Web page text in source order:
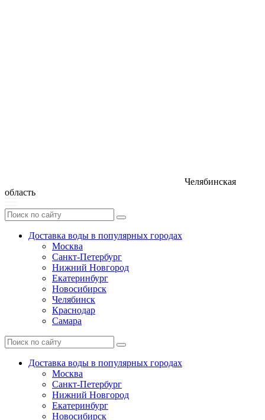
Челябинская
область
Доставка воды в популярных городах
Москва
Санкт-Петербург
Нижний Новгород
Екатеринбург
Новосибирск
Челябинск
Краснодар
Самара
Доставка воды в популярных городах
Москва
Санкт-Петербург
Нижний Новгород
Екатеринбург
Новосибирск